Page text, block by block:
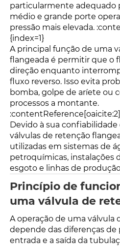
particularmente adequado
médio e grande porte
pressão mais elevada.
{index=1}
A principal função de uma
flangeada é permitir que o
direção enquanto
fluxo reverso. Isso evita
bomba, golpe de aríete ou
processos a montante.
Devido à sua confiabilidade
válvulas de retenção
utilizadas em sistemas de
petroquímicas, instalações
esgoto e linhas de
Princípio de
uma válvula de
A operação de uma válvula
depende das diferenças de
entrada e a saída da